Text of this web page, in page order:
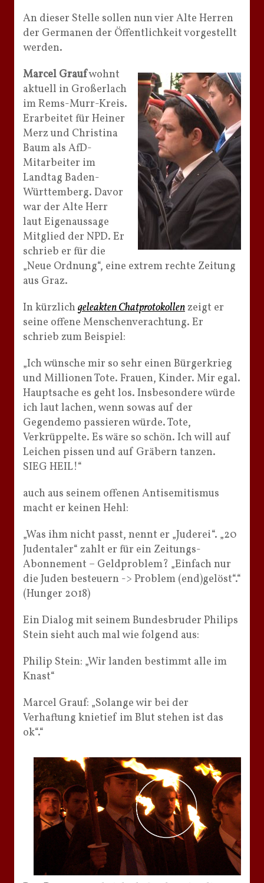
An dieser Stelle sollen nun vier Alte Herren
der Germanen der Öffentlichkeit vorgestellt
werden.
Marcel Graufwohnt
aktuell in Großerlach
im Rems-Murr-Kreis.
Erarbeitet für Heiner
Merz und Christina
Baum als AfD-
Mitarbeiter im
Landtag Baden-
Württemberg. Davor
war der Alte Herr
laut Eigenaussage
Mitglied der NPD. Er
schrieb er für die
„Neue Ordnung“, eine extrem rechte Zeitung
aus Graz.
In kürzlich geleakten Chatprotokollenzeigt er
seine offene Menschenverachtung. Er
schrieb zum Beispiel:
„Ich wünsche mir so sehr einen Bürgerkrieg
und Millionen Tote. Frauen, Kinder. Mir egal.
Hauptsache es geht los. Insbesondere würde
ich laut lachen, wenn sowas auf der
Gegendemo passieren würde. Tote,
Verkrüppelte. Es wäre so schön. Ich will auf
Leichen pissen und auf Gräbern tanzen.
SIEG HEIL!“
auch aus seinem offenen Antisemitismus
macht er keinen Hehl:
„Was ihm nicht passt, nennt er „Juderei“. „20
Judentaler“ zahlt er für ein Zeitungs-
Abonnement – Geldproblem? „Einfach nur
die Juden besteuern -> Problem (end)gelöst“.“
(Hunger 2018)
Ein Dialog mit seinem Bundesbruder Philips
Stein sieht auch mal wie folgend aus:
Philip Stein: „Wir landen bestimmt alle im
Knast“
Marcel Grauf: „Solange wir bei der
Verhaftung knietief im Blut stehen ist das
ok“.“